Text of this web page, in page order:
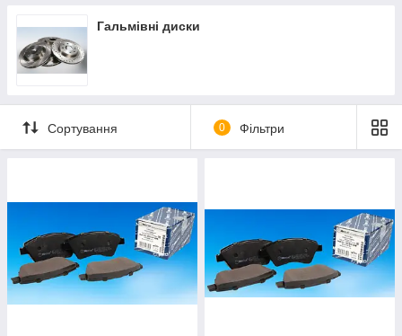
Гальмівні диски
Сортування 0 Фільтри